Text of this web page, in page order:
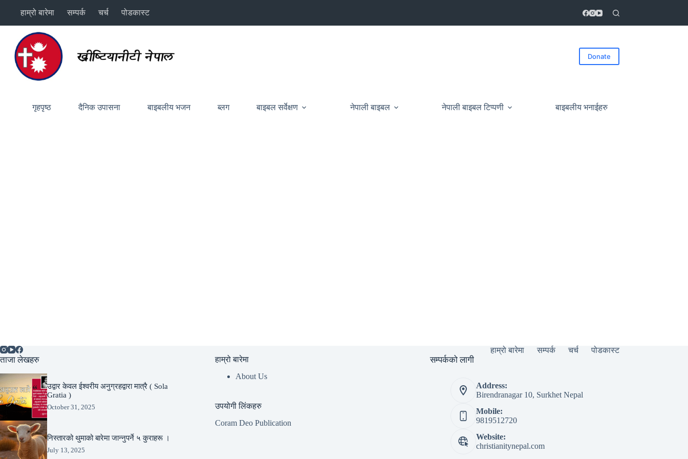
हाम्रो बारेमा सम्पर्क चर्च पोडकास्ट
Donate
गृहपृष्ठ दैनिक उपासना बाइबलीय भजन ब्लग बाइबल सर्वेक्षण नेपाली बाइबल नेपाली बाइबल टिप्पणी बाइबलीय भनाईहरु
हाम्रो बारेमा सम्पर्क चर्च पोडकास्ट
ताजा लेखहरु
उद्वार केवल ईश्वरीय अनुग्रहद्वारा मात्रै ( Sola
Gratia )
October 31, 2025
निस्तारको थुमाको बारेमा जान्नुपर्ने ५ कुराहरू ।
July 13, 2025
हाम्रो बारेमा
About Us
उपयोगी लिंकहरु
Coram Deo Publication
सम्पर्कको लागी
Address:
Birendranagar 10, Surkhet Nepal
Mobile:
9819512720
Website:
christianitynepal.com